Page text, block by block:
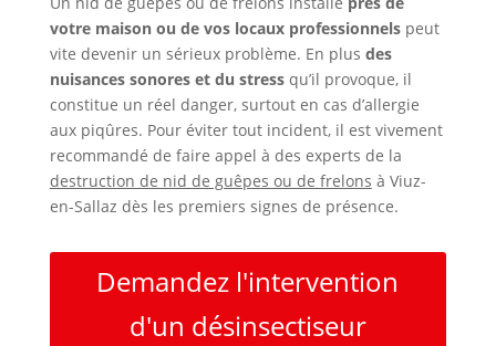
votre maison ou de vos locaux professionnelspeut
vite devenir un sérieux problème. En plus des
nuisances sonores et du stressqu’il provoque, il
constitue un réel danger, surtout en cas d’allergie
aux piqûres. Pour éviter tout incident, il est vivement
recommandé de faire appel à des experts de la
destruction de nid de guêpes ou de frelons à Viuz-
en-Sallaz dès les premiers signes de présence.
Demandez l'intervention
d'un désinsectiseur